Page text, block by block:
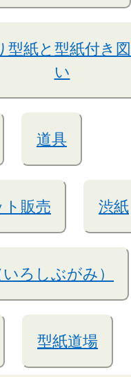
型紙と型紙付き
い
道具
ト販売 渋紙
ろしぶがみ）
型紙道場